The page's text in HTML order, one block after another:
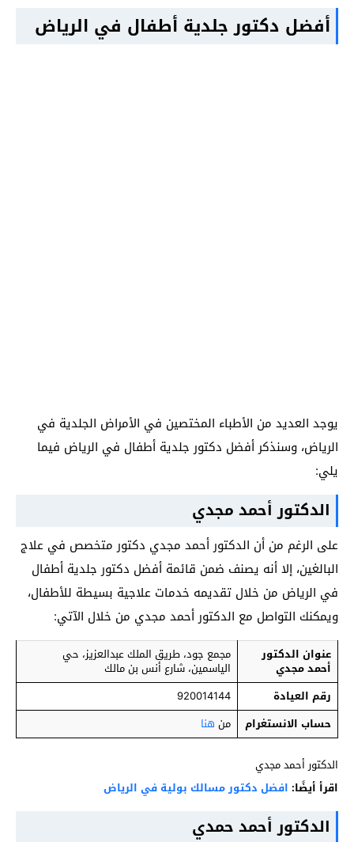
أفضل دكتور جلدية أطفال في الرياض
يوجد العديد من الأطباء المختصين في الأمراض الجلدية في
الرياض، وسنذكر أفضل دكتور جلدية أطفال في الرياض فيما
يلي:
الدكتور أحمد مجدي
على الرغم من أن الدكتور أحمد مجدي دكتور متخصص في علاج
البالغين، إلا أنه يصنف ضمن قائمة أفضل دكتور جلدية أطفال
في الرياض من خلال تقديمه خدمات علاجية بسيطة للأطفال،
ويمكنك التواصل مع الدكتور أحمد مجدي من خلال الآتي:
عنوان الدكتور
أحمد مجدي
مجمع جود، طريق الملك عبدالعزيز، حي
الياسمين، شارع أنس بن مالك
رقم العيادة
920014144
حساب الانستغرام
من هنا
الدكتور أحمد مجدي
اقرأ أيضًا: افضل دكتور مسالك بولية في الرياض
الدكتور أحمد حمدي